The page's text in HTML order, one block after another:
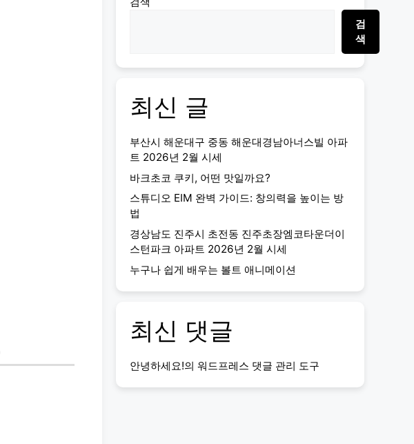
검
색
최신 글
부산시 해운대구 중동 해운대경남아너스빌 아파
트 2026년 2월 시세
바크초코 쿠키, 어떤 맛일까요?
스튜디오 EIM 완벽 가이드: 창의력을 높이는 방
법
경상남도 진주시 초전동 진주초장엠코타운더이
스턴파크 아파트 2026년 2월 시세
누구나 쉽게 배우는 볼트 애니메이션
최신 댓글
안녕하세요!의 워드프레스 댓글 관리 도구